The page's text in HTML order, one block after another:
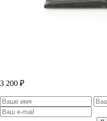
3 200 ₽